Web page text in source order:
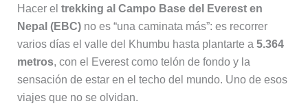
Hacer el trekking al Campo Base del Everest en
Nepal (EBC)no es “una caminata más”: es recorrer
varios días el valle del Khumbu hasta plantarte a 5.364
metros, con el Everest como telón de fondo y la
sensación de estar en el techo del mundo. Uno de esos
viajes que no se olvidan.